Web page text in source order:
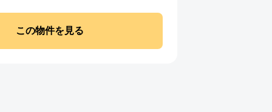
この物件を見る